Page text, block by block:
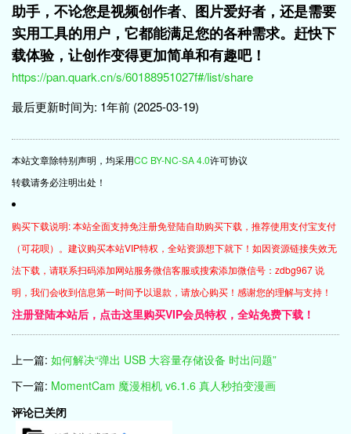
助手，不论您是视频创作者、图片爱好者，还是需要
实用工具的用户，它都能满足您的各种需求。赶快下
载体验，让创作变得更加简单和有趣吧！
https://pan.quark.cn/s/60188951027f#/list/share
最后更新时间为: 1年前 (2025-03-19)
本站文章除特别声明，均采用CC BY-NC-SA 4.0许可协议
转载请务必注明出处！
购买下载说明: 本站全面支持免注册免登陆自助购买下载，推荐使用支付宝支付
（可花呗）。建议购买本站VIP特权，全站资源想下就下！如因资源链接失效无
法下载，请联系扫码添加网站服务微信客服或搜索添加微信号：zdbg967 说
明，我们会收到信息第一时间予以退款，请放心购买！感谢您的理解与支持！
注册登陆本站后，点击这里购买VIP会员特权，全站免费下载！
上一篇: 如何解决“弹出 USB 大容量存储设备 时出问题”
下一篇: MomentCam 魔漫相机 v6.1.6 真人秒拍变漫画
评论已关闭